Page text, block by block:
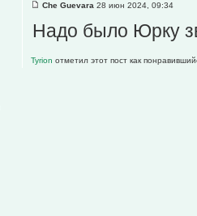
Che Guevara 28 июн 2024, 09:34
Надо было Юрку
Tyrion отметил этот пост как